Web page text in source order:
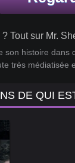
Tout sur Mr.
son histoire
très médiatisée
DE QUI